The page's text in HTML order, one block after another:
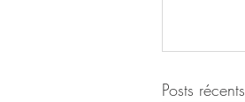
Posts récents